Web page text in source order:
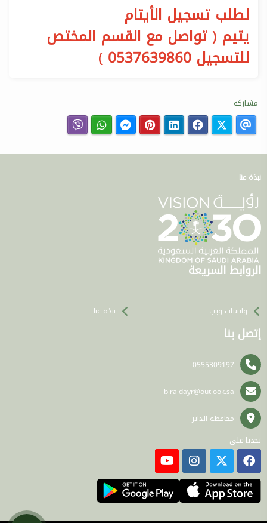
لطلب تسجيل الأيتام
يتيم ( تواصل مع القسم المختص
للتسجيل 0537639860 )
مشاركة
نبذة عنا
الروابط السريعة
واتساب ويب نبذة عنا
إتصل بنا
0555309197
biraldayr@outlook.sa
محافظة الداير
تجدنا على